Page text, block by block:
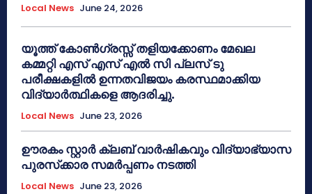
Local News June 24, 2026
യൂത്ത് കോൺഗ്രസ്സ് തളിയക്കോണം മേഖല
കമ്മറ്റി എസ് എസ് എൽ സി പ്ലസ് ടു
പരീക്ഷകളിൽ ഉന്നതവിജയം കരസ്ഥമാക്കിയ
വിദ്യാർത്ഥികളെ ആദരിച്ചു.
Local News June 23, 2026
ഊരകം സ്റ്റാർ ക്ലബ് വാർഷികവും വിദ്യാഭ്യാസ
പുരസ്‌ക്കാര സമർപ്പണം നടത്തി
Local News June 23, 2026